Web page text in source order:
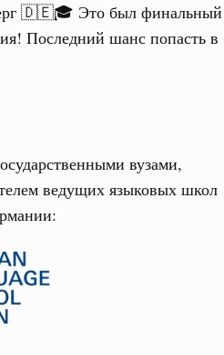
🇩🇪🎓 Это был финальный
Последний шанс попасть в
вузами,
ведущих языковых школ